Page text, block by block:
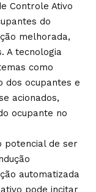
Controle Ativo
do
melhorada,
A tecnologia
como
dos ocupantes e
acionados,
ocupante no
potencial de ser
automatizada
pode incitar